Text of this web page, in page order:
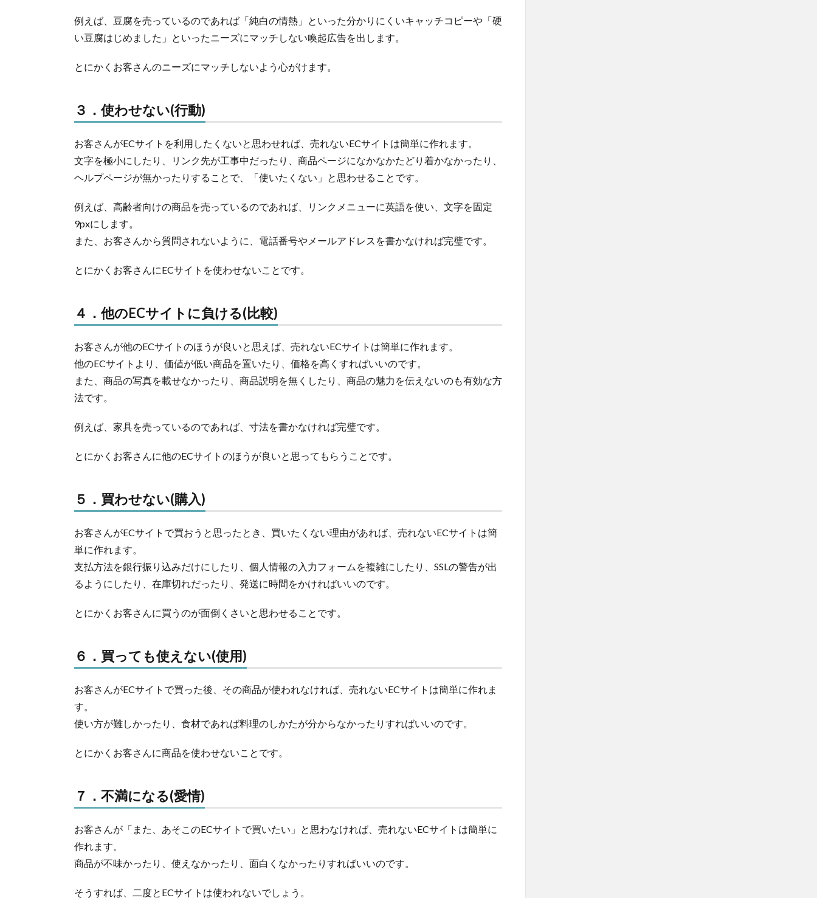
例えば、豆腐を売っているのであれば「純白の情熱」といった分かりにくいキャッチコピーや「硬
い豆腐はじめました」といったニーズにマッチしない喚起広告を出します。
とにかくお客さんのニーズにマッチしないよう心がけます。
３．使わせない(行動)
お客さんがECサイトを利用したくないと思わせれば、売れないECサイトは簡単に作れます。
文字を極小にしたり、リンク先が工事中だったり、商品ページになかなかたどり着かなかったり、
ヘルプページが無かったりすることで、「使いたくない」と思わせることです。
例えば、高齢者向けの商品を売っているのであれば、リンクメニューに英語を使い、文字を固定
9pxにします。
また、お客さんから質問されないように、電話番号やメールアドレスを書かなければ完璧です。
とにかくお客さんにECサイトを使わせないことです。
４．他のECサイトに負ける(比較)
お客さんが他のECサイトのほうが良いと思えば、売れないECサイトは簡単に作れます。
他のECサイトより、価値が低い商品を置いたり、価格を高くすればいいのです。
また、商品の写真を載せなかったり、商品説明を無くしたり、商品の魅力を伝えないのも有効な方
法です。
例えば、家具を売っているのであれば、寸法を書かなければ完璧です。
とにかくお客さんに他のECサイトのほうが良いと思ってもらうことです。
５．買わせない(購入)
お客さんがECサイトで買おうと思ったとき、買いたくない理由があれば、売れないECサイトは簡
単に作れます。
支払方法を銀行振り込みだけにしたり、個人情報の入力フォームを複雑にしたり、SSLの警告が出
るようにしたり、在庫切れだったり、発送に時間をかければいいのです。
とにかくお客さんに買うのが面倒くさいと思わせることです。
６．買っても使えない(使用)
お客さんがECサイトで買った後、その商品が使われなければ、売れないECサイトは簡単に作れま
す。
使い方が難しかったり、食材であれば料理のしかたが分からなかったりすればいいのです。
とにかくお客さんに商品を使わせないことです。
７．不満になる(愛情)
お客さんが「また、あそこのECサイトで買いたい」と思わなければ、売れないECサイトは簡単に
作れます。
商品が不味かったり、使えなかったり、面白くなかったりすればいいのです。
そうすれば、二度とECサイトは使われないでしょう。